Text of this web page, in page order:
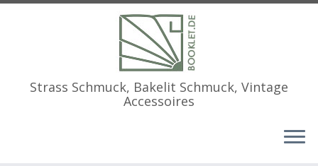
Strass Schmuck, Bakelit Schmuck, Vintage
Accessoires